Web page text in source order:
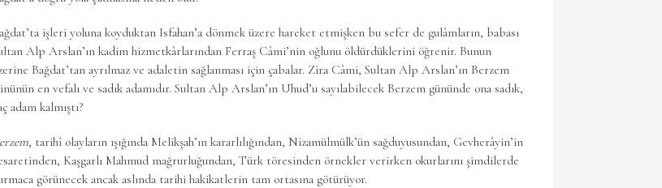
işleri yoluna koyduktan Isfahan’a dönmek üzere hareket etmişken bu sefer de gulâmların, babası
Alp Arslan’ın kadim hizmetkârlarından Ferraş Câmi’nin oğlunu öldürdüklerini öğrenir. Bunun
Bağdat’tan ayrılmaz ve adaletin sağlanması için çabalar. Zira Câmi, Sultan Alp Arslan’ın Berzem
en vefalı ve sadık adamıdır. Sultan Alp Arslan’ın Uhud’u sayılabilecek Berzem gününde ona sadık,
adam kalmıştı?
, tarihî olayların ışığında Melikşah’ın kararlılığından, Nizamülmülk’ün sağduyusundan, Gevherâyin’in
Kaşgarlı Mahmud mağrurluğundan, Türk töresinden örnekler verirken okurlarını şimdilerde
görünecek ancak aslında tarihi hakikatlerin tam ortasına götürüyor.